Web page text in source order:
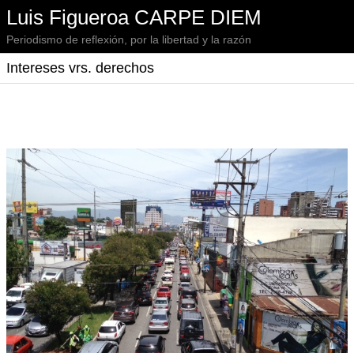
Luis Figueroa CARPE DIEM
Periodismo de reflexión, por la libertad y la razón
Intereses vrs. derechos